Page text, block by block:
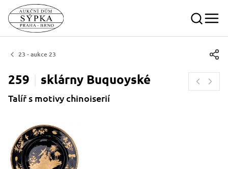
23 - aukce 23
259 sklárny Buquoyské
Talíř s motivy chinoiserií